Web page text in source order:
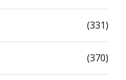
(331)
(370)